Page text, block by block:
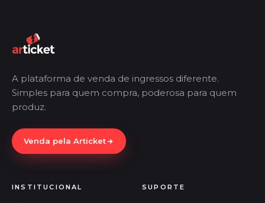
A plataforma de venda de ingressos diferente.
Simples para quem compra, poderosa para quem
produz.
Venda pela Articket
INSTITUCIONAL SUPORTE